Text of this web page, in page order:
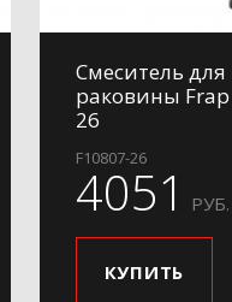
Смеситель для
раковины Frap
26
F10807-26
4051 РУБ.
КУПИТЬ